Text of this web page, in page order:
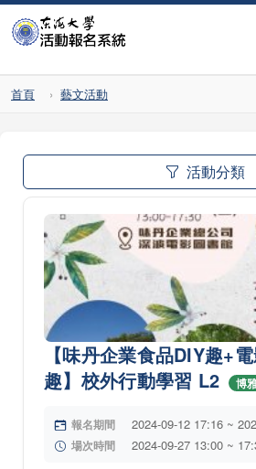
首頁 藝文活動
活動分類
【味丹企業食品DIY趣+
趣】校外行動學習 L2
博
報名期間 2024-09-12 17:16 ~
場次時間 2024-09-27 13:00 ~